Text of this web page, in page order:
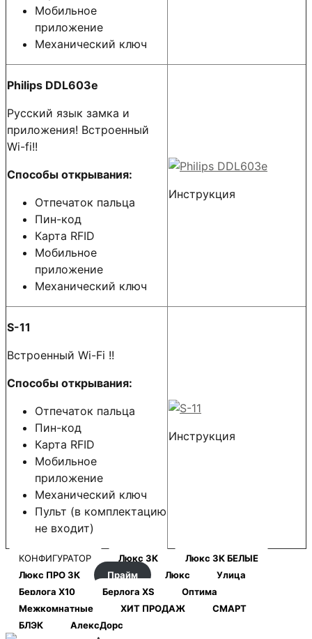
Мобильное
приложение
Механический ключ
Philips DDL603е
Русский язык замка и
приложения! Встроенный
Wi-fi!!
Способы открывания:
Отпечаток пальца
Пин-код
Карта RFID
Мобильное
приложение
Механический ключ
Инструкция
S-11
Встроенный Wi-Fi !!
Способы открывания:
Отпечаток пальца
Пин-код
Карта RFID
Мобильное
приложение
Механический ключ
Пульт (в комплектацию
не входит)
Инструкция
КОНФИГУРАТОР Люкс 3К
Люкс 3К БЕЛЫЕ
Люкс ПРО 3К
Прайм Люкс
Улица
Берлога Х10
Берлога XS
Оптима
Межкомнатные
ХИТ ПРОДАЖ
СМАРТ
БЛЭК
АлексДорс